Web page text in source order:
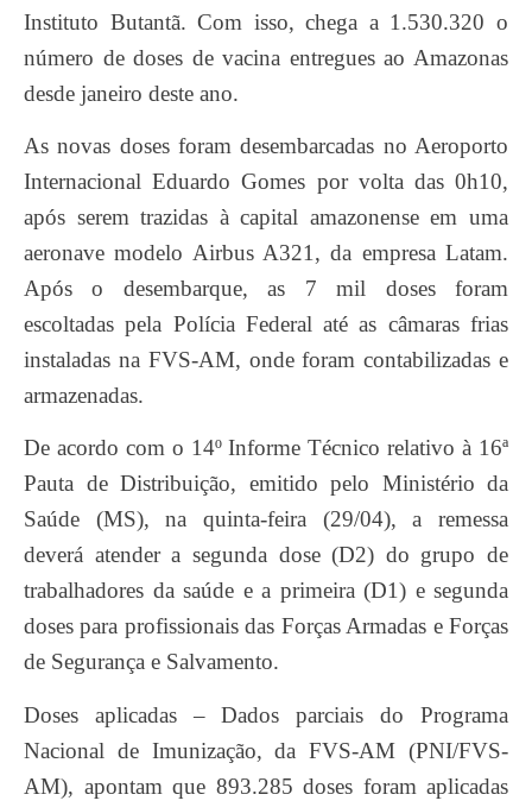
Instituto Butantã. Com isso, chega a 1.530.320 o
número de doses de vacina entregues ao Amazonas
desde janeiro deste ano.
As novas doses foram desembarcadas no Aeroporto
Internacional Eduardo Gomes por volta das 0h10,
após serem trazidas à capital amazonense em uma
aeronave modelo Airbus A321, da empresa Latam.
Após o desembarque, as 7 mil doses foram
escoltadas pela Polícia Federal até as câmaras frias
instaladas na FVS-AM, onde foram contabilizadas e
armazenadas.
De acordo com o 14º Informe Técnico relativo à 16ª
Pauta de Distribuição, emitido pelo Ministério da
Saúde (MS), na quinta-feira (29/04), a remessa
deverá atender a segunda dose (D2) do grupo de
trabalhadores da saúde e a primeira (D1) e segunda
doses para profissionais das Forças Armadas e Forças
de Segurança e Salvamento.
Doses aplicadas – Dados parciais do Programa
Nacional de Imunização, da FVS-AM (PNI/FVS-
AM), apontam que 893.285 doses foram aplicadas